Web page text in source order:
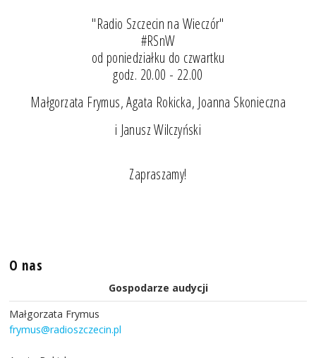
"Radio Szczecin na Wieczór"
#RSnW
od poniedziałku do czwartku
godz. 20.00 - 22.00
Małgorzata Frymus, Agata Rokicka, Joanna Skonieczna
i Janusz Wilczyński
Zapraszamy!
O nas
Gospodarze audycji
Małgorzata Frymus
frymus@radioszczecin.pl